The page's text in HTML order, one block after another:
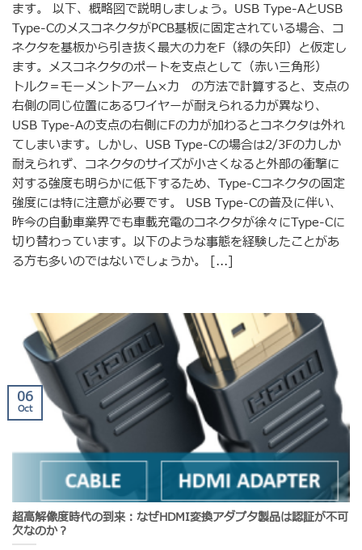
ます。 以下、概略図で説明しましょう。USB Type-AとUSB
Type-CのメスコネクタがPCB基板に固定されている場合、コ
ネクタを基板から引き抜く最大の力をF（緑の矢印）と仮定し
ます。メスコネクタのポートを支点として（赤い三角形）
トルク＝モーメントアーム×力 の方法で計算すると、支点の
右側の同じ位置にあるワイヤーが耐えられる力が異なり、
USB Type-Aの支点の右側にFの力が加わるとコネクタは外れ
てしまいます。しかし、USB Type-Cの場合は2/3Fの力しか
耐えられず、コネクタのサイズが小さくなると外部の衝撃に
対する強度も明らかに低下するため、Type-Cコネクタの固定
強度には特に注意が必要です。 USB Type-Cの普及に伴い、
昨今の自動車業界でも車載充電のコネクタが徐々にType-Cに
切り替わっています。以下のような事態を経験したことがあ
る方も多いのではないでしょうか。 [...]
超高解像度時代の到来：なぜHDMI変換アダプタ製品は認証が不可
欠なのか？
06
Oct